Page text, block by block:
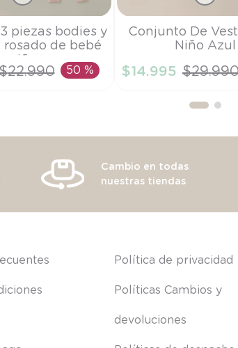
AL CARRITO
piezas bodies y
de bebé
niña
22.990 50 %
Talla
AÑADIR AL
Conjunto De
Niño Azul
$14.995 $29.
Cambio en todas
nuestras tiendas
Política de privacidad
Políticas Cambios y
devoluciones